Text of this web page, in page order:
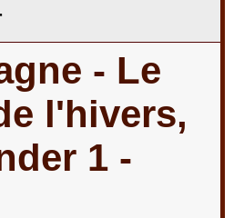
- Le
l'hivers,
1 -